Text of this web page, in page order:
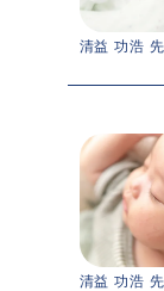
清益 功浩
清益 功浩